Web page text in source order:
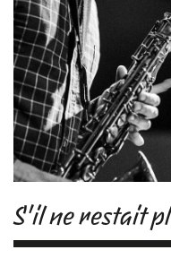
S'il ne restait